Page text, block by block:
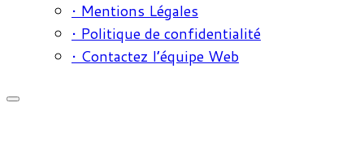
• Mentions Légales
• Politique de confidentialité
• Contactez l’équipe Web